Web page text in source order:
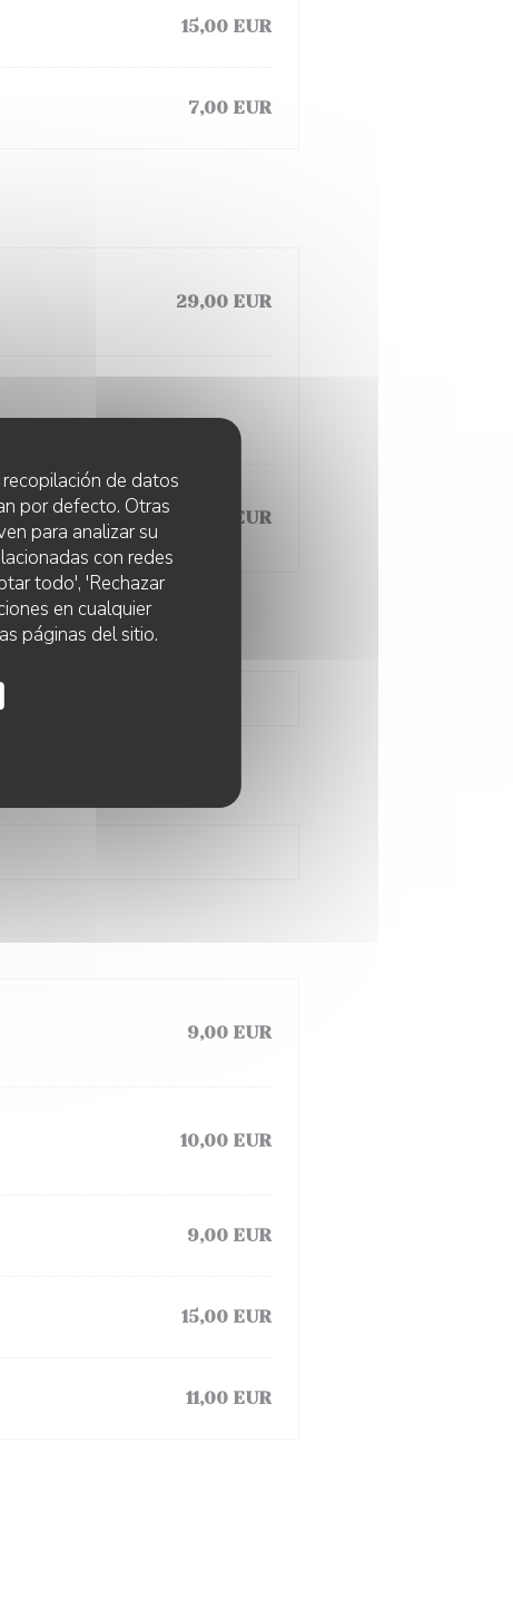
de datos
por defecto. Otras
para analizar su
con redes
todo', 'Rechazar
en cualquier
páginas del sitio.
15,00 EUR
7,00 EUR
29,00 EUR
36,00 EUR
9,00 EUR
10,00 EUR
9,00 EUR
15,00 EUR
11,00 EUR